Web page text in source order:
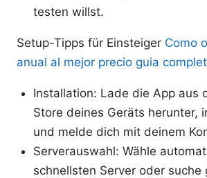
testen willst.
Setup-Tipps für Einsteiger Como
anual al mejor precio guia
Installation: Lade die App aus
Store deines Geräts herunter,
und melde dich mit deinem
Serverauswahl: Wähle
schnellsten Server oder suche